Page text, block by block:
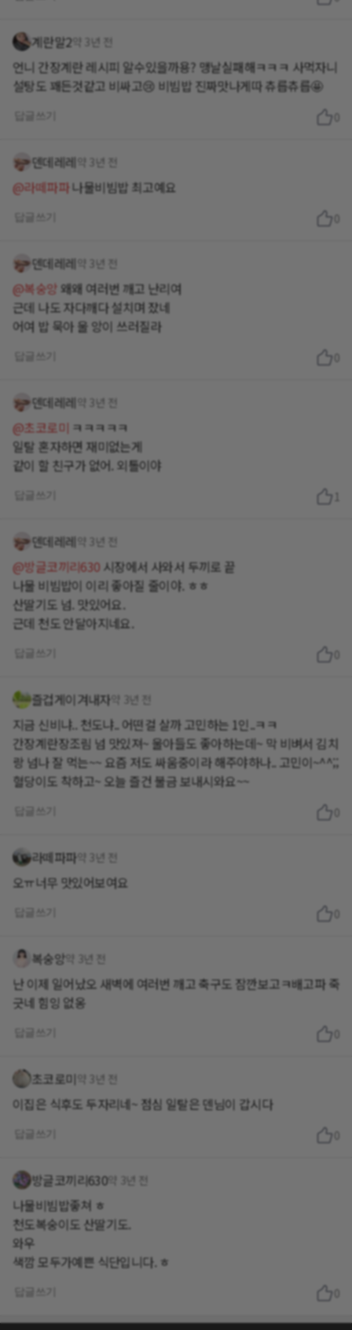
계란말2약 3년 전
언니 간장계란 레시피 알수있을까용? 맹날실패해ㅋㅋㅋ 사먹자니
설탕도 꽤든것같고 비싸고😢 비빔밥 진짜맛나게따 츄릅츄릅🤩
덴데레레 약 3년 전
@라떼파파나물비빔밥 최고예요
덴데레레 약 3년 전
@복숭앙 왜왜 여러번 깨고 난리여
근데 나도 자다깨다 설치며 잤네
어여 밥 묵아 울 앙이 쓰러질라
덴데레레 약 3년 전
@초코로미 ㅋㅋㅋㅋㅋ
일탈 혼자하면 재미없는게
같이 할 친구가 없어. 외톨이야
1
덴데레레 약 3년 전
@방글코끼리630시장에서 사와서 두끼로 끝
나물 비빔밥이 이리 좋아질 줄이야. ㅎㅎ
산딸기도 넘. 맛있어요.
근데 천도 안달아지네요.
즐겁게이겨내자약 3년 전
지금 신비냐.. 천도냐.. 어떤걸 살까 고민하는 1인..ㅋㅋ
간장계란장조림 넘 맛있져~ 울아들도 좋아하는데~ 막 비벼서 김치
랑 넘나 잘 먹는~~ 요즘 저도 싸움중이라 해주야하나.. 고민이~^^;;
혈당이도 착하고~ 오늘 즐건 불금 보내시와요~~
라떼파파약 3년 전
오ㅠ너무 맛있어보여요
복숭앙약 3년 전
난 이제 일어났오 새벽에 여러번 깨고 축구도 잠깐보고ㅋ배고파 죽
긋네 힘잉 없옹
초코로미 약 3년 전
이집은 식후도 두자리네~ 점심 일탈은 덴님이 갑시다
방글코끼리630약 3년 전
나물비빔밥좋쳐 ㅎ
천도복숭이도 산딸기도.
와우
색깜 모두가예쁜 식단입니다. ㅎ